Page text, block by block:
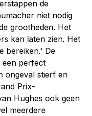
de
niet nodig
grootheden. Het
kan laten zien. Het
bereiken.' De
een perfect
ongeval stierf en
Prix-
Hughes ook geen
meerdere